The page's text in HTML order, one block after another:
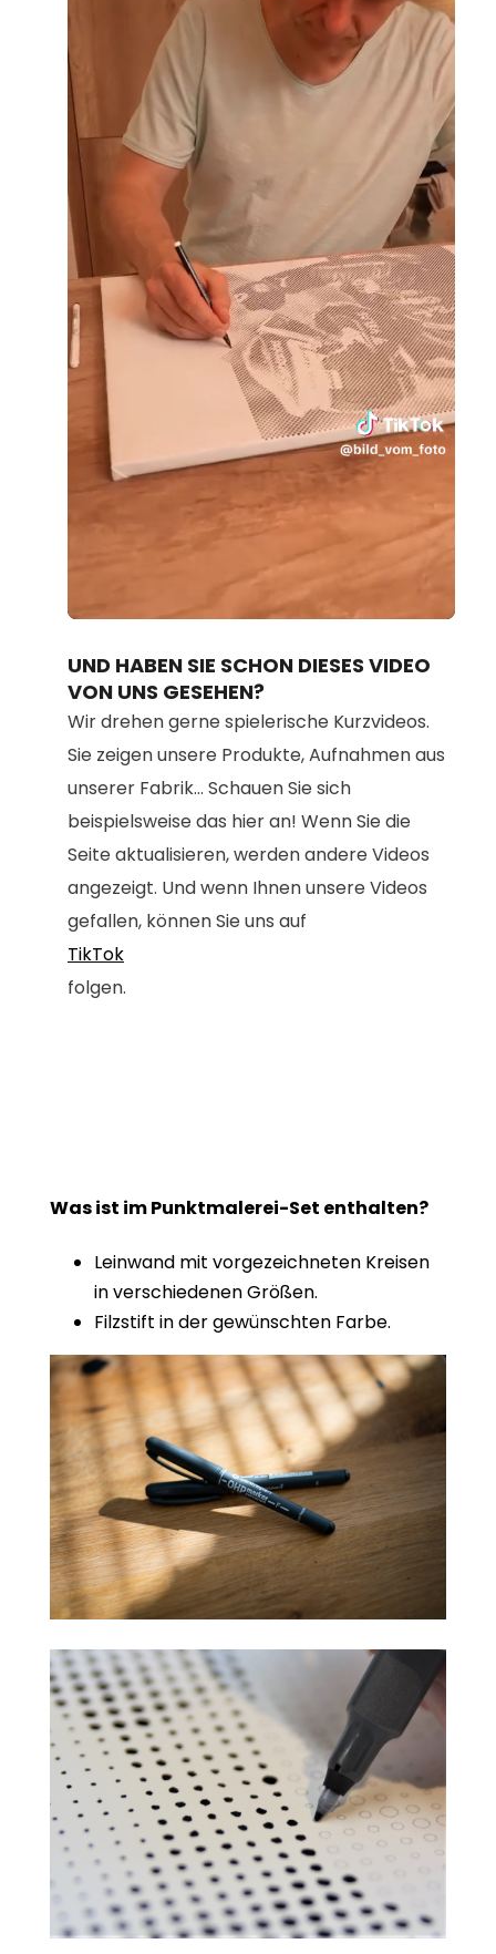
:
100.00%
UND HABEN SIE SCHON DIESES VIDEO
VON UNS GESEHEN?
Wir drehen gerne spielerische Kurzvideos.
Sie zeigen unsere Produkte, Aufnahmen aus
unserer Fabrik... Schauen Sie sich
beispielsweise das hier an! Wenn Sie die
Seite aktualisieren, werden andere Videos
angezeigt. Und wenn Ihnen unsere Videos
gefallen, können Sie uns auf
TikTok
folgen.
Was ist im Punktmalerei-Set enthalten?
Leinwand mit vorgezeichneten Kreisen
in verschiedenen Größen.
Filzstift in der gewünschten Farbe.